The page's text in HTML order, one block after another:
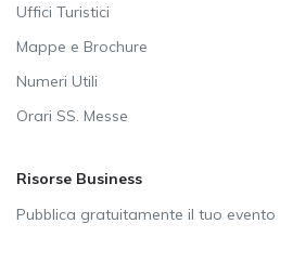
Uffici Turistici
Mappe e Brochure
Numeri Utili
Orari SS. Messe
Risorse Business
Pubblica gratuitamente il tuo evento